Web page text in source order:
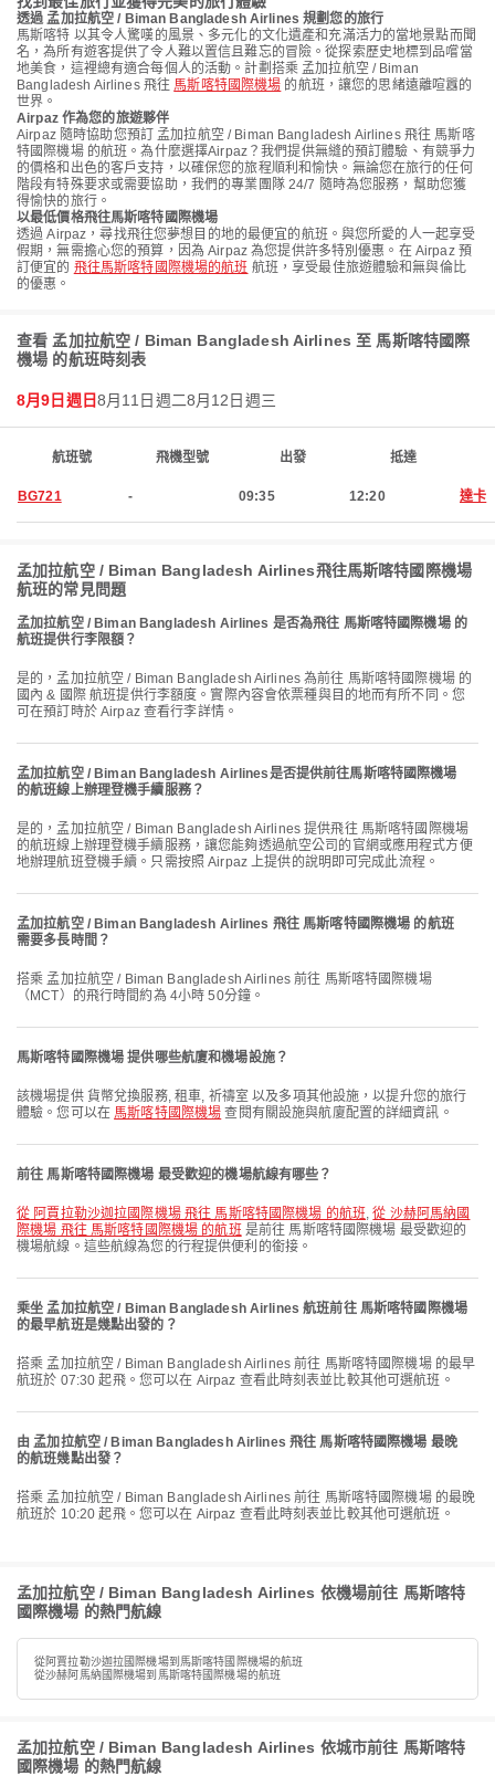
透過 孟加拉航空 / Biman Bangladesh Airlines 規劃您的旅行
馬斯喀特 以其令人驚嘆的風景、多元化的文化遺產和充滿活力的當地景點而聞
名，為所有遊客提供了令人難以置信且難忘的冒險。從探索歷史地標到品嚐當
地美食，這裡總有適合每個人的活動。計劃搭乘 孟加拉航空 / Biman
Bangladesh Airlines 飛往 馬斯喀特國際機場 的航班，讓您的思緒遠離喧囂的
世界。
Airpaz 作為您的旅遊夥伴
Airpaz 隨時協助您預訂 孟加拉航空 / Biman Bangladesh Airlines 飛往 馬斯喀
特國際機場 的航班。為什麼選擇Airpaz？我們提供無縫的預訂體驗、有競爭力
的價格和出色的客戶支持，以確保您的旅程順利和愉快。無論您在旅行的任何
階段有特殊要求或需要協助，我們的專業團隊 24/7 隨時為您服務，幫助您獲
得愉快的旅行。
以最低價格飛往馬斯喀特國際機場
透過 Airpaz，尋找飛往您夢想目的地的最便宜的航班。與您所愛的人一起享受
假期，無需擔心您的預算，因為 Airpaz 為您提供許多特別優惠。在 Airpaz 預
訂便宜的 飛往馬斯喀特國際機場的航班 航班，享受最佳旅遊體驗和無與倫比
的優惠。
查看 孟加拉航空 / Biman Bangladesh Airlines 至 馬斯喀特國際
機場 的航班時刻表
8月9日週日8月11日週二8月12日週三
航班號 飛機型號 出發 抵達
BG721 - 09:35 12:20 達卡
孟加拉航空 / Biman Bangladesh Airlines飛往馬斯喀特國際機場
航班的常見問題
孟加拉航空 / Biman Bangladesh Airlines 是否為飛往 馬斯喀特國際機場 的
航班提供行李限額？
是的，孟加拉航空 / Biman Bangladesh Airlines 為前往 馬斯喀特國際機場 的
國內 & 國際 航班提供行李額度。實際內容會依票種與目的地而有所不同。您
可在預訂時於 Airpaz 查看行李詳情。
孟加拉航空 / Biman Bangladesh Airlines是否提供前往馬斯喀特國際機場
的航班線上辦理登機手續服務？
是的，孟加拉航空 / Biman Bangladesh Airlines 提供飛往 馬斯喀特國際機場
的航班線上辦理登機手續服務，讓您能夠透過航空公司的官網或應用程式方便
地辦理航班登機手續。只需按照 Airpaz 上提供的說明即可完成此流程。
孟加拉航空 / Biman Bangladesh Airlines 飛往 馬斯喀特國際機場 的航班
需要多長時間？
搭乘 孟加拉航空 / Biman Bangladesh Airlines 前往 馬斯喀特國際機場
（MCT）的飛行時間約為 4小時 50分鐘。
馬斯喀特國際機場 提供哪些航廈和機場設施？
該機場提供 貨幣兌換服務, 租車, 祈禱室 以及多項其他設施，以提升您的旅行
體驗。您可以在 馬斯喀特國際機場 查閱有關設施與航廈配置的詳細資訊。
前往 馬斯喀特國際機場 最受歡迎的機場航線有哪些？
從 阿賈拉勒沙迦拉國際機場 飛往 馬斯喀特國際機場 的航班,從 沙赫阿馬納國
際機場 飛往 馬斯喀特國際機場 的航班 是前往 馬斯喀特國際機場 最受歡迎的
機場航線。這些航線為您的行程提供便利的銜接。
乘坐 孟加拉航空 / Biman Bangladesh Airlines 航班前往 馬斯喀特國際機場
的最早航班是幾點出發的？
搭乘 孟加拉航空 / Biman Bangladesh Airlines 前往 馬斯喀特國際機場 的最早
航班於 07:30 起飛。您可以在 Airpaz 查看此時刻表並比較其他可選航班。
由 孟加拉航空 / Biman Bangladesh Airlines 飛往 馬斯喀特國際機場 最晚
的航班幾點出發？
搭乘 孟加拉航空 / Biman Bangladesh Airlines 前往 馬斯喀特國際機場 的最晚
航班於 10:20 起飛。您可以在 Airpaz 查看此時刻表並比較其他可選航班。
孟加拉航空 / Biman Bangladesh Airlines 依機場前往 馬斯喀特
國際機場 的熱門航線
從阿賈拉勒沙迦拉國際機場到馬斯喀特國際機場的航班
從沙赫阿馬納國際機場到馬斯喀特國際機場的航班
孟加拉航空 / Biman Bangladesh Airlines 依城市前往 馬斯喀特
國際機場 的熱門航線